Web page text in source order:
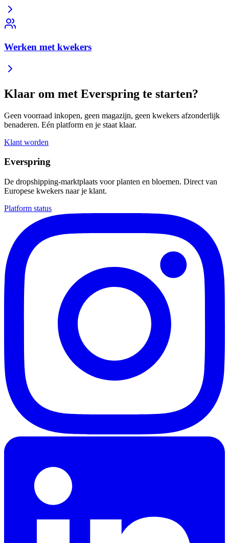
Werken met kwekers
Klaar om met Everspring te starten?
Geen voorraad inkopen, geen magazijn, geen kwekers afzonderlijk
benaderen. Eén platform en je staat klaar.
Klant worden
Everspring
De dropshipping-marktplaats voor planten en bloemen. Direct van
Europese kwekers naar je klant.
Platform status